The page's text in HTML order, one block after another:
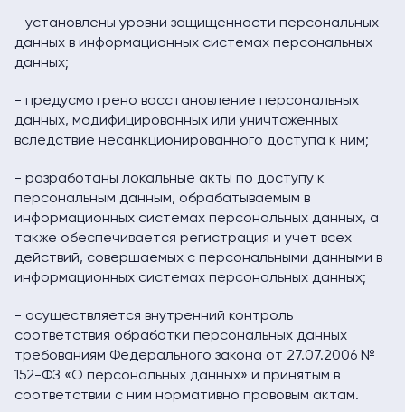
- установлены уровни защищенности персональных
данных в информационных системах персональных
данных;
- предусмотрено восстановление персональных
данных, модифицированных или уничтоженных
вследствие несанкционированного доступа к ним;
- разработаны локальные акты по доступу к
персональным данным, обрабатываемым в
информационных системах персональных данных, а
также обеспечивается регистрация и учет всех
действий, совершаемых с персональными данными в
информационных системах персональных данных;
- осуществляется внутренний контроль
соответствия обработки персональных данных
требованиям Федерального закона от 27.07.2006 №
152-ФЗ «О персональных данных» и принятым в
соответствии с ним нормативно правовым актам.